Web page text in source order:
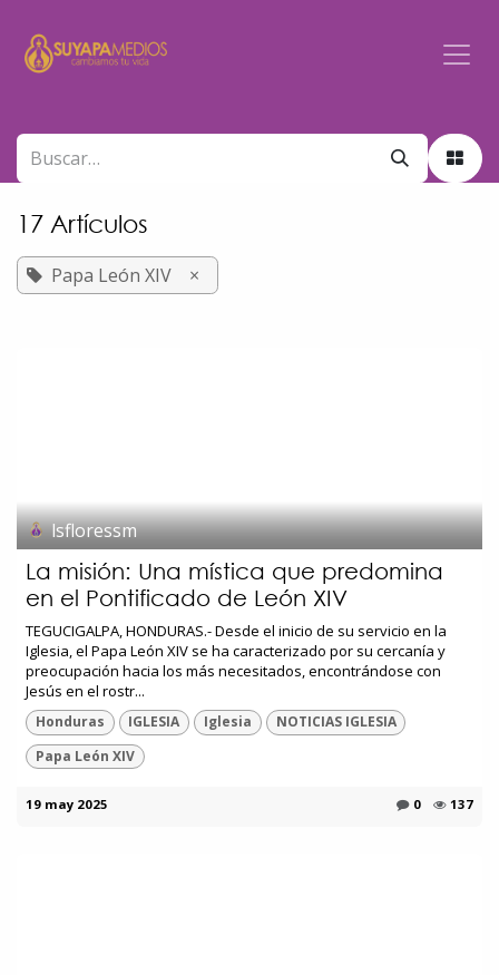
17 Artículos
Papa León XIV ×
lsfloressm
La misión: Una mística que predomina
en el Pontificado de León XIV
TEGUCIGALPA, HONDURAS.- Desde el inicio de su servicio en la
Iglesia, el Papa León XIV se ha caracterizado por su cercanía y
preocupación hacia los más necesitados, encontrándose con
Jesús en el rostr...
Honduras IGLESIA Iglesia
NOTICIAS IGLESIA
Papa León XIV
19 may 2025 0 137